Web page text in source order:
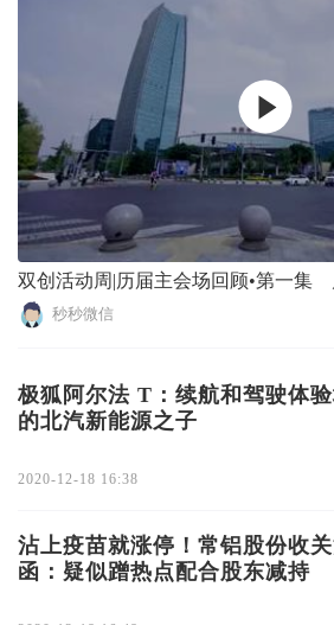
双创活动周|历届主会场回顾•第一集
秒秒微信
极狐阿尔法 T：续航和驾驶体
的北汽新能源之子
2020-12-18 16:38
沾上疫苗就涨停！常铝股份收
函：疑似蹭热点配合股东减持